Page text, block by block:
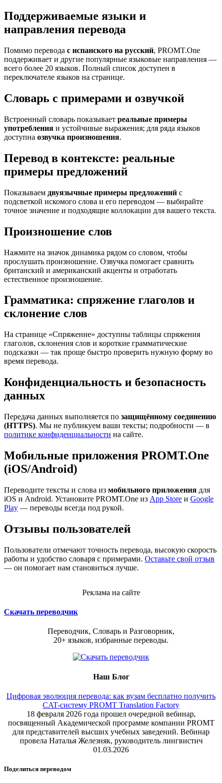
Поддерживаемые языки и
направления перевода
Помимо перевода с испанского на русский, PROMT.One
поддерживает и другие популярные языковые направления —
всего более 20 языков. Полный список доступен в
переключателе языков на странице.
Словарь с примерами и озвучкой
Встроенный словарь показывает реальные примеры
употребления и устойчивые выражения; для ряда языков
доступна озвучка произношения.
Перевод в контексте: реальные
примеры предложений
Показываем двуязычные примеры предложений с
подсветкой искомого слова и его переводом — выбирайте
точное значение и подходящие коллокации для вашего текста.
Произношение слов
Нажмите на значок динамика рядом со словом, чтобы
прослушать произношение. Озвучка помогает сравнить
британский и американский акценты и отработать
естественное произношение.
Грамматика: спряжение глаголов и
склонение слов
На странице «Спряжение» доступны таблицы спряжения
глаголов, склонения слов и короткие грамматические
подсказки — так проще быстро проверить нужную форму во
время перевода.
Конфиденциальность и безопасность
данных
Передача данных выполняется по защищённому соединению
(HTTPS). Мы не публикуем ваши тексты; подробности — в
политике конфиденциальности на сайте.
Мобильные приложения PROMT.One
(iOS/Android)
Переводите тексты и слова из мобильного приложения для
iOS и Android. Установите PROMT.One из App Store и Google
Play — переводы всегда под рукой.
Отзывы пользователей
Пользователи отмечают точность перевода, высокую скорость
работы и удобство словаря с примерами. Оставьте свой отзыв
— он помогает нам становиться лучше.
Реклама на сайте
Скачать переводчик
Переводчик, Словарь и Разговорник,
20+ языков, избранные переводы.
Наш Блог
Цифровая эволюция перевода: как вузам бесплатно получить
CAT-систему PROMT Translation Factory
18 февраля 2026 года прошел очередной вебинар,
посвященный Академической программе компании PROMT
для представителей высших учебных заведений. Вебинар
провела Наталья Железняк, руководитель лингвистич
01.03.2026
Поделиться переводом